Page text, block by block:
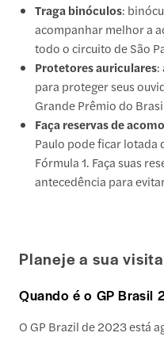
Traga binóculos:
acompanhar melhor a
todo o circuito de São
Protetores auriculares:
para proteger seus
Grande Prêmio do
Faça reservas de
Paulo pode ficar lotada
Fórmula 1. Faça suas
antecedência para
Planeje a sua
Quando é o GP Brasil
O GP Brazil de 2023 está